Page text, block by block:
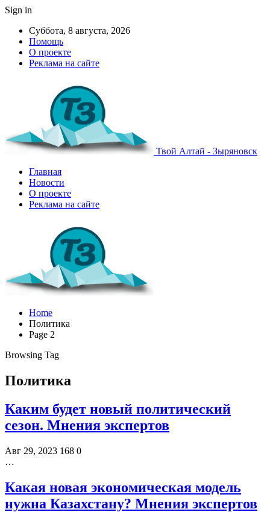
Sign in
Суббота, 8 августа, 2026
Помощь
О проекте
Реклама на сайте
Твой Алтай - Зыряновск
Главная
Новости
О проекте
Реклама на сайте
Home
Политика
Page 2
Browsing Tag
Политика
Каким будет новый политический
сезон. Мнения экспертов
Авг 29, 2023 168 0
…
Какая новая экономическая модель
нужна Казахстану? Мнения экспертов